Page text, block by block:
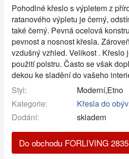
Pohodlné křeslo s výpletem z
ratanového výpletu je černý,
také černý. Pevná ocelová
pevnost a nosnost křesla.
vzdušný vzhled. Velikost . Křeslo
použití polstru. Často se však
dekou ke sladění do vašeho
Styl:
Moderní,Etno
Kategorie:
Křesla do
Dodání:
skladem
Do obchodu FORLIVING 2835